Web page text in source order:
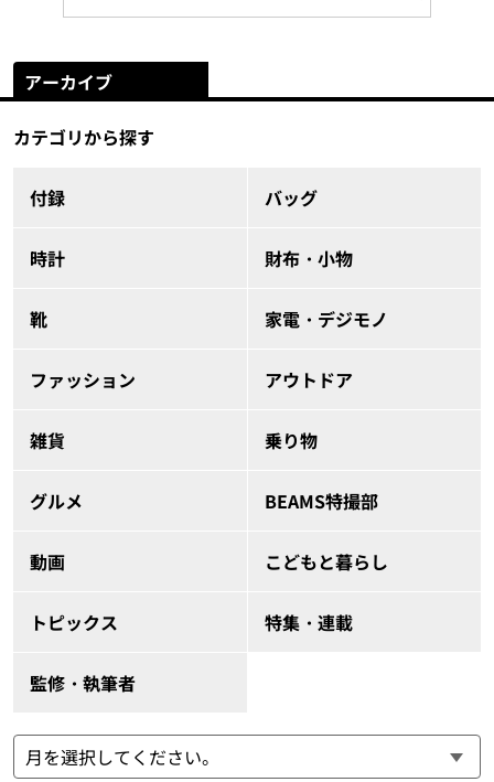
アーカイブ
カテゴリから探す
付録 バッグ
時計 財布・小物
靴 家電・デジモノ
ファッション アウトドア
雑貨 乗り物
グルメ BEAMS特撮部
動画 こどもと暮らし
トピックス 特集・連載
監修・執筆者